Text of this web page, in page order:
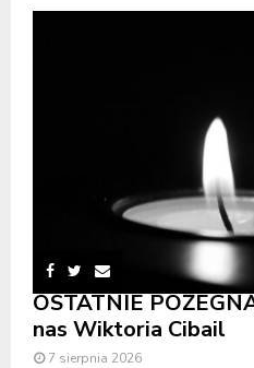
OSTATNIE
nas Wiktoria Cibail
7 sierpnia 2026